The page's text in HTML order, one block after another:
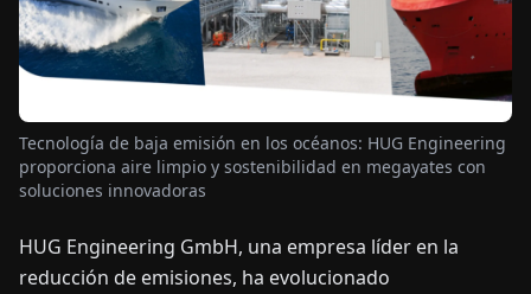
ENDEFRES ITNL PLHU
CONTÁCTENOS
Tecnología de baja emisión en los océanos: HUG Engineering
proporciona aire limpio y sostenibilidad en megayates con
soluciones innovadoras
HUG Engineering GmbH, una empresa líder en la
reducción de emisiones, ha evolucionado